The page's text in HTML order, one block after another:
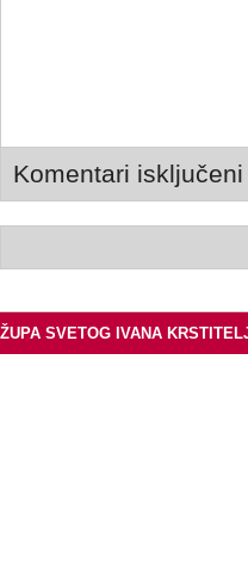
Komentari isključeni
ŽUPA SVETOG IVANA